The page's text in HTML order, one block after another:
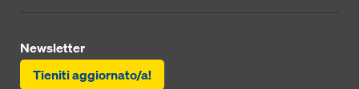
Newsletter
Tieniti aggiornato/a!